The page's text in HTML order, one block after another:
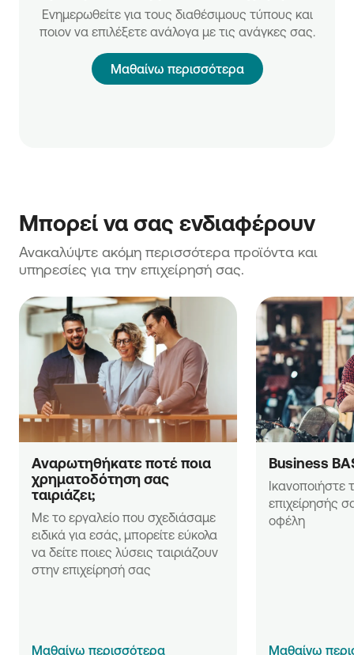
Ενημερωθείτε για τους διαθέσιμους τύπους και
ποιον να επιλέξετε ανάλογα με τις ανάγκες σας.
Μαθαίνω περισσότερα
Μπορεί να σας ενδιαφέρουν
Ανακαλύψτε ακόμη περισσότερα προϊόντα και
υπηρεσίες για την επιχείρησή σας.
Αναρωτηθήκατε ποτέ ποια
χρηματοδότηση σας
ταιριάζει;
Με το εργαλείο που σχεδιάσαμε
ειδικά για εσάς, μπορείτε εύκολα
να δείτε ποιες λύσεις ταιριάζουν
στην επιχείρησή σας
Μαθαίνω περισσότερα
Business
Ικανοποιήστε
επιχείρησής
οφέλη
Μαθαίνω